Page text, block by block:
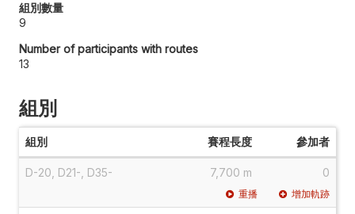
組別數量
9
Number of participants with routes
13
組別
組別 賽程長度 參加者
D-20, D21-, D35- 7,700 m 0
重播 增加軌跡